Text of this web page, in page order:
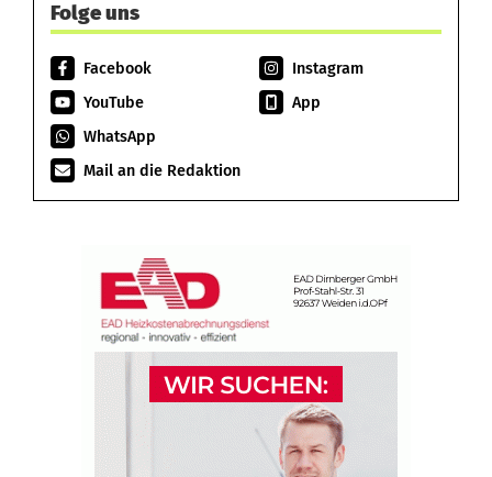
Folge uns
Facebook
Instagram
YouTube
App
WhatsApp
Mail an die Redaktion